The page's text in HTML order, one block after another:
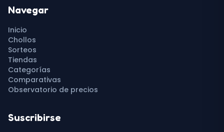
Navegar
Inicio
Chollos
Sorteos
Tiendas
Categorías
Comparativas
Observatorio de precios
Suscribirse